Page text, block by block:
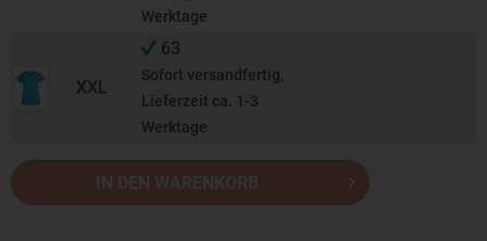
Werktage
XXL
63
Sofort versandfertig,
Lieferzeit ca. 1-3
Werktage